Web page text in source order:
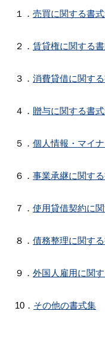
１． 売買に関する書
２． 賃貸権に関する
３． 消費貸借に関す
４． 贈与に関する書
５． 個人情報・マイ
６． 事業承継に関す
７． 使用貸借契約に
８． 債務整理に関す
９． 外国人雇用に関
10． その他の書式集